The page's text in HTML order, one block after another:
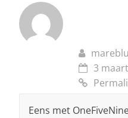
mareblu
3
Eens met